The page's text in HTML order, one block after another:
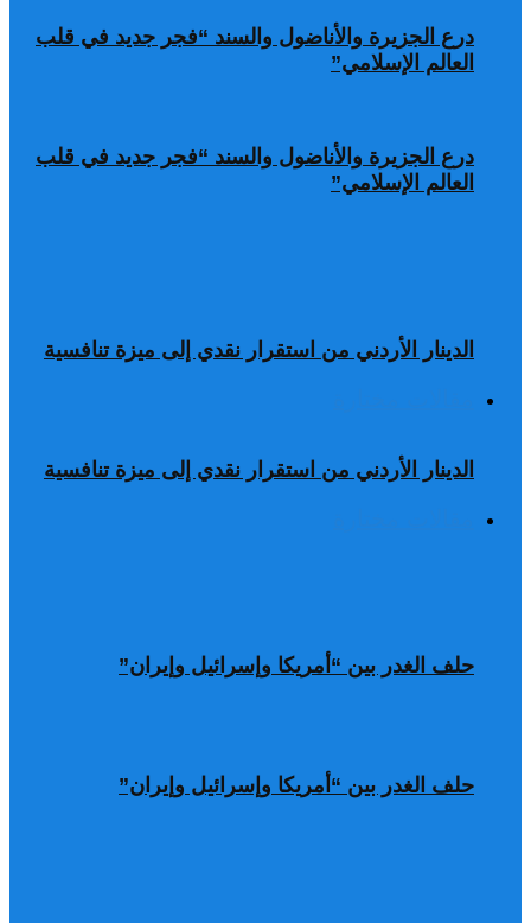
درع الجزيرة والأناضول والسند “فجر جديد في قلب
العالم الإسلامي”
الدينار الأردني من استقرار نقدي إلى ميزة تنافسية
حلف الغدر بين “أمريكا وإسرائيل وإيران”
درع الجزيرة والأناضول والسند “فجر جديد في قلب
العالم الإسلامي”
الدينار الأردني من استقرار نقدي إلى ميزة تنافسية
حلف الغدر بين “أمريكا وإسرائيل وإيران”